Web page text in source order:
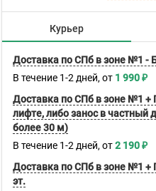
Курьер
Доставка по СПб в зоне №1 -
В течение 1-2 дней 1 990₽
Доставка по СПб в зоне №1 +
лифте, либо занос в частный
более 30 м)
В течение 1-2 дней 2 190₽
Доставка по СПб в зоне №1 +
эт.